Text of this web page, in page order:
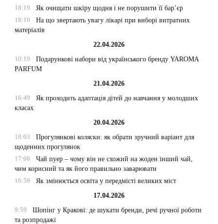
18:19
Як очищати шкіру щодня і не порушити її бар’єр
18:10
На що звертають увагу лікарі при виборі витратних
матеріалів
22.04.2026
10:19
Подарункові набори від українського бренду YAROMA
PARFUM
21.04.2026
16:49
Як проходить адаптація дітей до навчання у молодших
класах
20.04.2026
18:03
Прогулянкові коляски: як обрати зручний варіант для
щоденних прогулянок
17:06
Чай пуер – чому він не схожий на жоден інший чай,
чим корисний та як його правильно заварювати
16:59
Як змінюється освіта у передмісті великих міст
17.04.2026
9:59
Шопінг у Кракові: де шукати бренди, речі ручної роботи
та розпродажі